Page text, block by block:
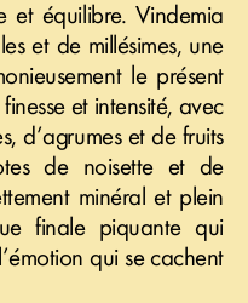
et équilibre. Vindemia
et de millésimes, une
le présent
et intensité, avec
d’agrumes et de fruits
de noisette et de
minéral et plein
finale piquante qui
qui se cachent